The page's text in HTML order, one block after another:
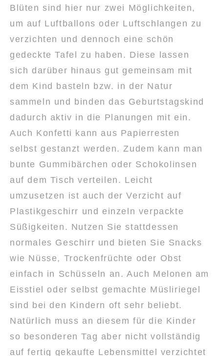
Blüten sind hier nur zwei Möglichkeiten,
um auf Luftballons oder Luftschlangen zu
verzichten und dennoch eine schön
gedeckte Tafel zu haben. Diese lassen
sich darüber hinaus gut gemeinsam mit
dem Kind basteln bzw. in der Natur
sammeln und binden das Geburtstagskind
dadurch aktiv in die Planungen mit ein.
Auch Konfetti kann aus Papierresten
selbst gestanzt werden. Zudem kann man
bunte Gummibärchen oder Schokolinsen
auf dem Tisch verteilen. Leicht
umzusetzen ist auch der Verzicht auf
Plastikgeschirr und einzeln verpackte
Süßigkeiten. Nutzen Sie stattdessen
normales Geschirr und bieten Sie Snacks
wie Nüsse, Trockenfrüchte oder Obst
einfach in Schüsseln an. Auch Melonen am
Eisstiel oder selbst gemachte Müsliriegel
sind bei den Kindern oft sehr beliebt.
Natürlich muss an diesem für die Kinder
so besonderen Tag aber nicht vollständig
auf fertig gekaufte Lebensmittel verzichtet